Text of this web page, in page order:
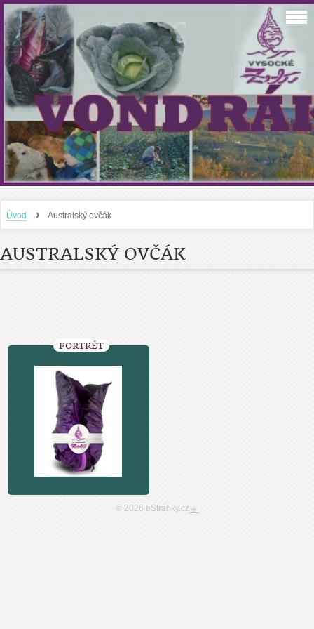
Úvod › Australský ovčák
AUSTRALSKÝ OVČÁK
PORTRÉT
© 2026 eStránky.cz